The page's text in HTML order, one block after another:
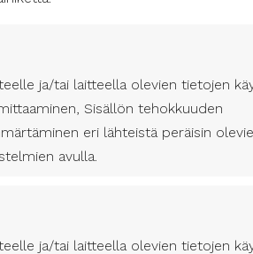
ja/tai laitteella olevien tietojen
Sisällön tehokkuuden
eri lähteistä peräisin
avulla.
ja/tai laitteella olevien tietojen
palveluita, jotka mahdollistavat
ja asiakkaan tarpeiden
saa tarvitsemansa tuen juuri siinä
arjen haasteet ja rakentaa oman
alueella kuin koko
ja mahdollisuuksia. Suomen
tarvitsee.